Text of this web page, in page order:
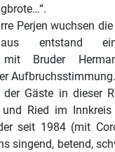
Perjen wuchsen
entstand ein
mit Bruder
Gäste in dieser
Ried im Innkreis
seit 1984 (mit
singend, betend,